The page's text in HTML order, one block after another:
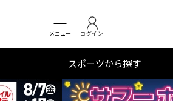
メニュー ログイン
スポーツから探す